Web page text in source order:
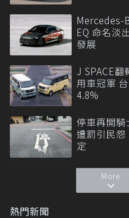
Mercedes-
EQ 命名淡
發展
J SPACE
用車冠軍
4.8%
停車再開騎
遭罰引民
定
More
熱門新聞